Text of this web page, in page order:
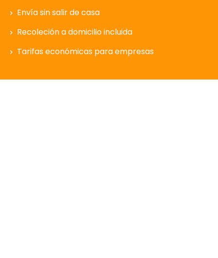
Envía sin salir de casa
Recoleción a domicilio incluida
Tarifas económicas para empresas